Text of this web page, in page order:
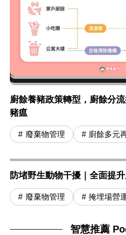
廚餘養豬政策轉型，廚餘分
豬瘟
廢棄物管理 廚餘多元
防堵野生動物干擾｜全面提
廢棄物管理 掩埋場營
智慧推薦